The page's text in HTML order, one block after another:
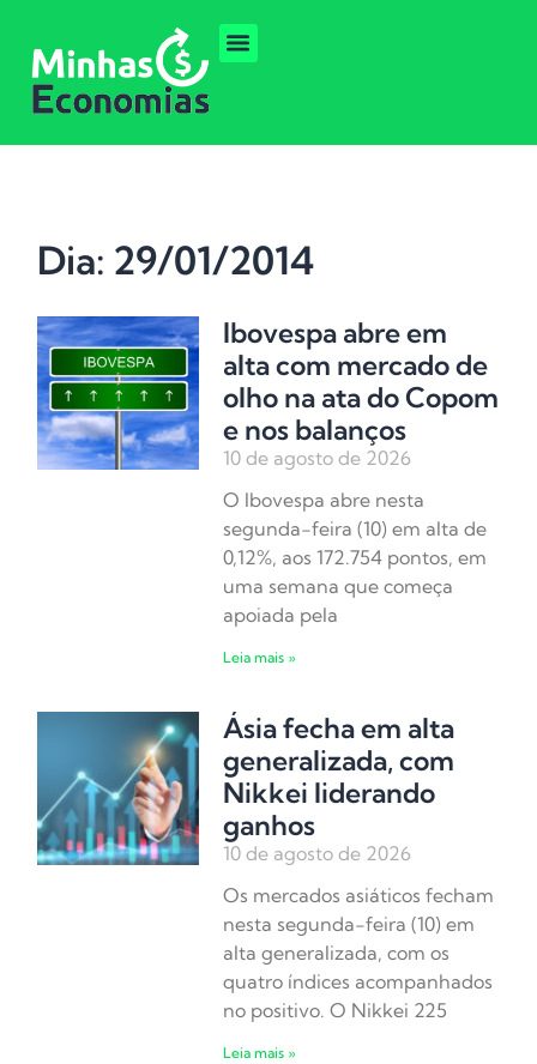
Dia: 29/01/2014
Ibovespa abre em
alta com mercado de
olho na ata do Copom
e nos balanços
10 de agosto de 2026
O Ibovespa abre nesta
segunda-feira (10) em alta de
0,12%, aos 172.754 pontos, em
uma semana que começa
apoiada pela
Leia mais »
Ásia fecha em alta
generalizada, com
Nikkei liderando
ganhos
10 de agosto de 2026
Os mercados asiáticos fecham
nesta segunda-feira (10) em
alta generalizada, com os
quatro índices acompanhados
no positivo. O Nikkei 225
Leia mais »